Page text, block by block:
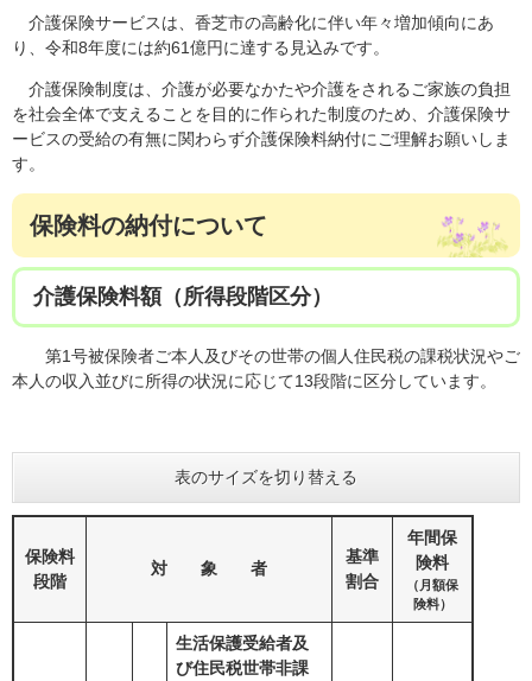
介護保険サービスは、香芝市の高齢化に伴い年々増加傾向にあ
り、令和8年度には約61億円に達する見込みです。
介護保険制度は、介護が必要なかたや介護をされるご家族の負担
を社会全体で支えることを目的に作られた制度のため、介護保険サ
ービスの受給の有無に関わらず介護保険料納付に​​ご理解お願いしま
す。
保険料の納付について
介護保険料額（所得段階区分）
第1号被保険者ご本人及びその世帯の個人住民税の課税状況やご
本人の収入並びに所得の状況に応じて13段階に区分しています。
表のサイズを切り替える
保険料
段階
対 象 者
基準
割合
年間保
険料
（月額保
険料）
生活保護受給者及
び住民税世帯非課